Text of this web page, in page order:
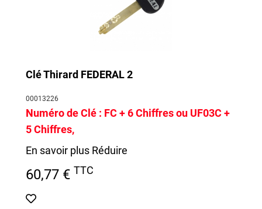
Clé Thirard FEDERAL 2
00013226
Numéro de Clé : FC + 6 Chiffres ou UF03C +
5 Chiffres,
En savoir plus Réduire
60,77 € TTC